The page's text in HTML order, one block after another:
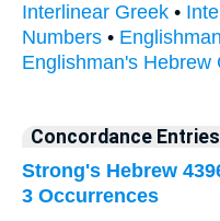
Interlinear Greek •
Numbers •
Englishman's Hebrew
Concordance Entries
Strong's Hebrew
3 Occurrences